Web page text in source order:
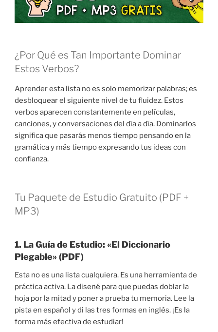
¿Por Qué es Tan Importante Dominar
Estos Verbos?
Aprender esta lista no es solo memorizar palabras; es
desbloquear el siguiente nivel de tu fluidez. Estos
verbos aparecen constantemente en películas,
canciones, y conversaciones del día a día. Dominarlos
significa que pasarás menos tiempo pensando en la
gramática y más tiempo expresando tus ideas con
confianza.
Tu Paquete de Estudio Gratuito (PDF +
MP3)
1. La Guía de Estudio: «El Diccionario
Plegable» (PDF)
Esta no es una lista cualquiera. Es una herramienta de
práctica activa. La diseñé para que puedas doblar la
hoja por la mitad y poner a prueba tu memoria. Lee la
pista en español y di las tres formas en inglés. ¡Es la
forma más efectiva de estudiar!